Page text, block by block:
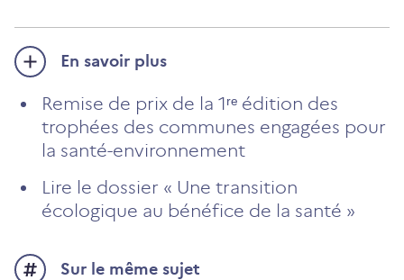
En savoir plus
Remise de prix de la 1ʳᵉ édition des
trophées des communes engagées pour
la santé-environnement
Lire le dossier « Une transition
écologique au bénéfice de la santé »
Sur le même sujet